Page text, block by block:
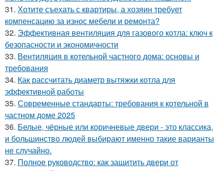
31. Хотите съехать с квартиры, а хозяин требует
компенсацию за износ мебели и ремонта?
32. Эффективная вентиляция для газового котла: ключ к
безопасности и экономичности
33. Вентиляция в котельной частного дома: основы и
требования
34. Как рассчитать диаметр вытяжки котла для
эффективной работы
35. Современные стандарты: требования к котельной в
частном доме 2025
36. Белые, чёрные или коричневые двери - это классика,
и большинство людей выбирают именно такие варианты
не случайно.
37. Полное руководство: как защитить двери от